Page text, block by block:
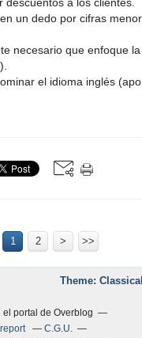
un dedo por cifras
necesario que enfoque
el idioma inglés
1 2 > >>
Theme:
portal de Overblog
C.G.U.